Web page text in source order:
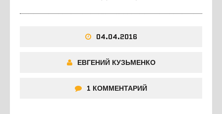
04.04.2016
ЕВГЕНИЙ КУЗЬМЕНКО
1 КОММЕНТАРИЙ